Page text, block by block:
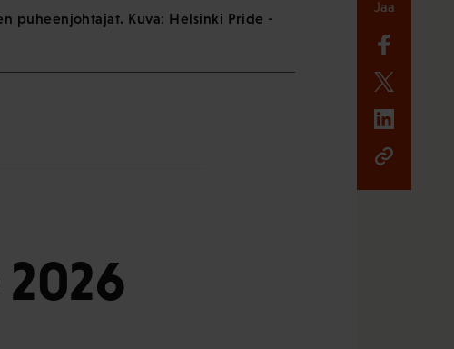
puheenjohtajat. Kuva: Helsinki Pride -
Jaa